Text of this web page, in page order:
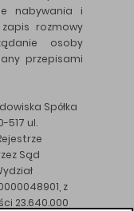
nabywania i
rozmowy
osoby
przepisami
Spółka
517 ul.
Sąd
z
23.640.000